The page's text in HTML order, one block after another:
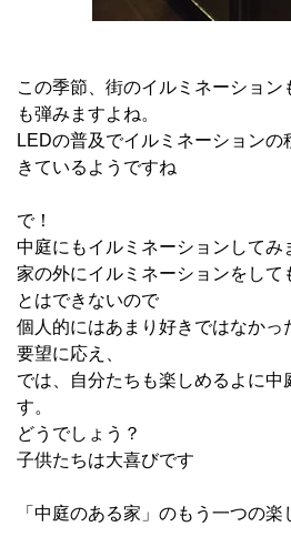
この季節、街のイルミネーショ
も弾みますよね。
LEDの普及でイルミネーションの
きているようですね
で！
中庭にもイルミネーションしてみ
家の外にイルミネーションをして
とはできないので
個人的にはあまり好きではなかっ
要望に応え、
では、自分たちも楽しめるよに中
す。
どうでしょう？
子供たちは大喜びです
「中庭のある家」のもう一つの楽